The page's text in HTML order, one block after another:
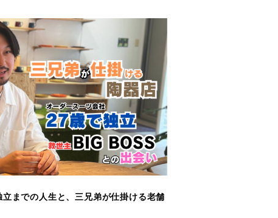
立までの人生と、三兄弟が仕掛ける老舗